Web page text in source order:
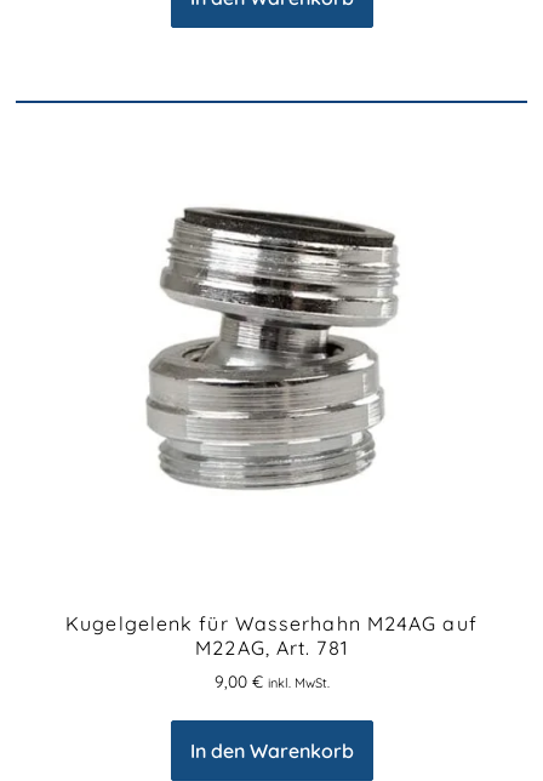
Kugelgelenk für Wasserhahn M24AG auf
M22AG, Art. 781
9,00 € inkl. MwSt.
In den Warenkorb